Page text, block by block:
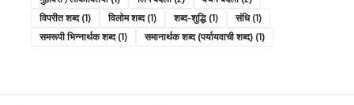
विपरीत शब्द(1) विलोम शब्द(1) शब्द-शुद्धि(1) संधि(1)
समरूपी भिन्नार्थक शब्द(1) समानार्थक शब्द (पर्यायवाची शब्द) (1)